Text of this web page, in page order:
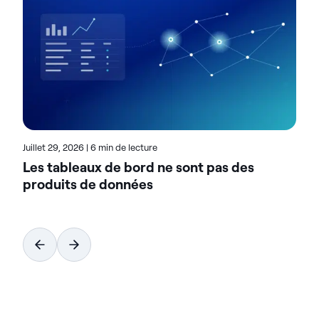
données prêtes pour l'IA. Conçues pour être
flexibles, les solutions Actian s'intègrent de manière
transparente et fonctionnent de manière fiable
dans les environnements sur site, dans le cloud et
hybrides. Pour en savoir plus sur Actian, la division
Juillet 29, 2026 | 6 min de lecture
Les tableaux de bord ne sont pas des
produits de données